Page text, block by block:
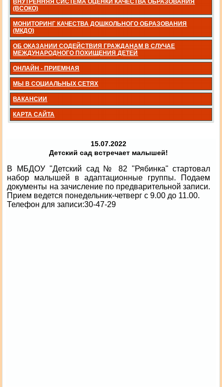
ВНУТРЕННЯЯ СИСТЕМА ОЦЕНКИ КАЧЕСТВА ОБРАЗОВАНИЯ
(ВСОКО)
МОНИТОРИНГ КАЧЕСТВА ДОШКОЛЬНОГО ОБРАЗОВАНИЯ
(МКДО)
ОБ ОКАЗАНИИ СОДЕЙСТВИЯ ГРАЖДАНАМ В СЛУЧАЕ
МЕЖДУНАРОДНОГО ПОХИЩЕНИЯ ДЕТЕЙ
ОНЛАЙН - ПРИЕМНАЯ
МЫ В СОЦИАЛЬНЫХ СЕТЯХ
ВАКАНСИИ
КАРТА САЙТА
15.07.2022
Детский сад встречает малышей!
В МБДОУ "Детский сад № 82 "Рябинка" стартовал
набор малышей в адаптационные группы. Подаем
документы на зачисление по предварительной записи.
Прием ведется понедельник-четверг с 9.00 до 11.00.
Телефон для записи:30-47-29